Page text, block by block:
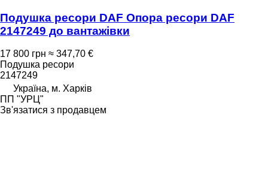
Подушка ресори DAF Опора ресори DAF
2147249 до вантажівки
17 800 грн ≈ 347,70 €
Подушка ресори
2147249
Україна, м. Харків
ПП "УРЦ"
Зв'язатися з продавцем